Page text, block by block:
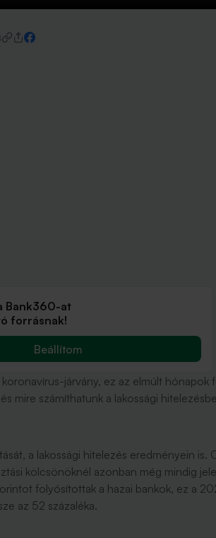
Bank360-at
forrásnak!
Beállítom
járvány, ez az elmúlt hónapok
mire számíthatunk a lakossági
a lakossági hitelezés eredményein is.
kölcsönöknél azonban még mindig
folyósítottak a hazai bankok, ez a
az 52 százaléka.